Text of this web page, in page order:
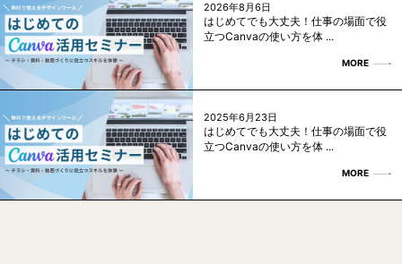
2026年8月6日
はじめてでも大丈夫！仕事の場面で役
立つCanvaの使い方を体 ...
MORE
2025年6月23日
はじめてでも大丈夫！仕事の場面で役
立つCanvaの使い方を体 ...
MORE